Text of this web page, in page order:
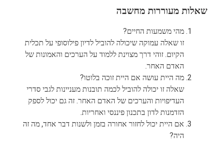
שאלות מעוררות מחשבה
מהי משמעות החיים?
זו שאלה עמוקה שיכולה להוביל לדיון פילוסופי על תכלית
הקיום. זוהי דרך מצוינת ללמוד על הערכים והאמונות של
האדם האחר.
מה היית עושה אם היית זוכה בלוטו?
שאלה זו יכולה להוביל לכמה תובנות מעניינות לגבי סדרי
העדיפויות והערכים של האדם האחר. זה גם יכול לספק
הזדמנות לדון בתכנון פיננסי ואחריות.
אם היית יכול לחזור אחורה בזמן ולשנות דבר אחד, מה זה
היה?